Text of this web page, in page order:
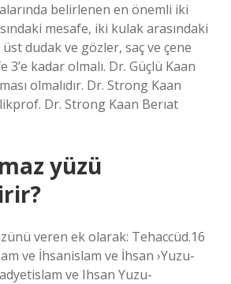
belirlenen en önemli iki
mesafe, iki kulak arasındaki
üst dudak ve gözler, saç ve çene
3’e kadar olmalı. Dr. Güçlü Kaan
olmalıdır. Dr. Strong Kaan
Dr. Strong Kaan Berıat
yüzü
veren ek olarak: Tehaccüd.16
ve İhsanislam ve İhsan ›Yuzu-
ve Ihsan Yuzu-